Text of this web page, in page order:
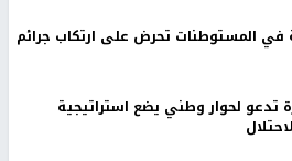
في المستوطنات تحرض على ارتكاب جرائم
تدعو لحوار وطني يضع استراتيجية